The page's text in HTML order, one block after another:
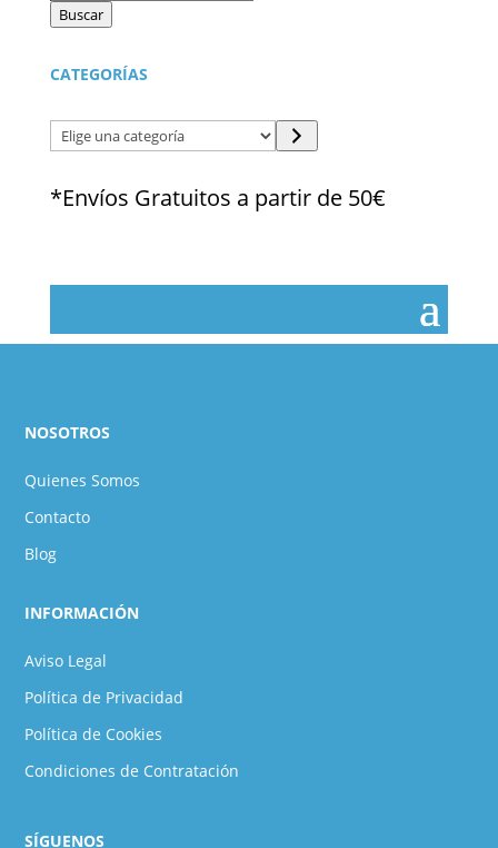
deBuscar
CATEGORÍAS
Elige
una
*Envíos Gratuitos a partir de 50€
NOSOTROS
Quienes Somos
Contacto
Blog
INFORMACIÓN
Aviso Legal
Política de Privacidad
Política de Cookies
Condiciones de Contratación
SÍGUENOS